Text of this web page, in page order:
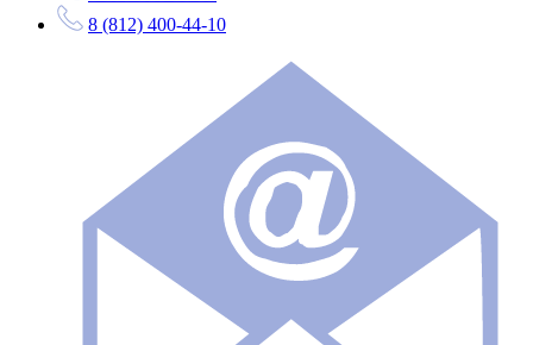
8 (812) 400-44-10